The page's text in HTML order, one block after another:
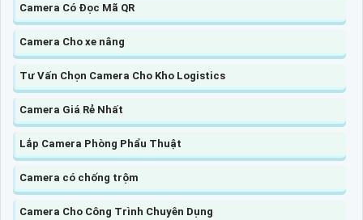
Camera Có Đọc Mã QR
Camera Cho xe nâng
Tư Vấn Chọn Camera Cho Kho Logistics
Camera Giá Rẻ Nhất
Lắp Camera Phòng Phẩu Thuật
Camera có chống trộm
Camera Cho Công Trình Chuyên Dụng